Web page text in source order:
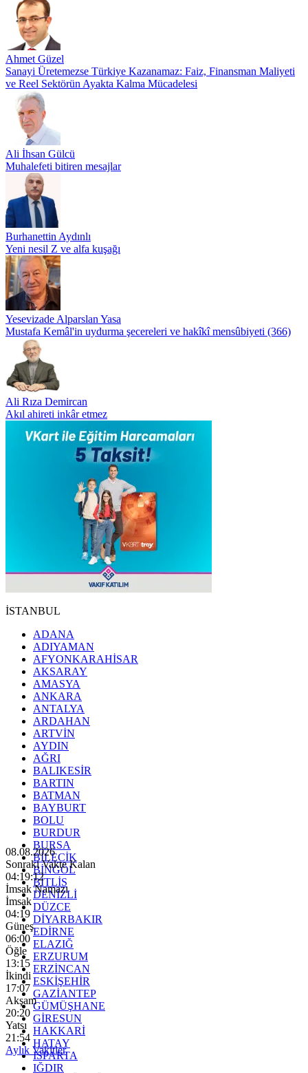
Ahmet Güzel
Sanayi Üretemezse Türkiye Kazanamaz: Faiz, Finansman Maliyeti
ve Reel Sektörün Ayakta Kalma Mücadelesi
Ali İhsan Gülcü
Muhalefeti bitiren mesajlar
Burhanettin Aydınlı
Yeni nesil Z ve alfa kuşağı
Yesevizade Alparslan Yasa
Mustafa Kemâl'in uydurma şecereleri ve hakîkî mensûbiyeti (366)
Ali Rıza Demircan
Akıl ahireti inkâr etmez
İSTANBUL
ADANA
ADIYAMAN
AFYONKARAHİSAR
AKSARAY
AMASYA
ANKARA
ANTALYA
ARDAHAN
ARTVİN
AYDIN
AĞRI
BALIKESİR
BARTIN
BATMAN
BAYBURT
BOLU
BURDUR
BURSA
BİLECİK
BİNGÖL
BİTLİS
DENİZLİ
DÜZCE
DİYARBAKIR
EDİRNE
ELAZIĞ
ERZURUM
ERZİNCAN
ESKİŞEHİR
GAZİANTEP
GÜMÜŞHANE
GİRESUN
HAKKARİ
HATAY
ISPARTA
IĞDIR
08.08.2026
Sonraki Vakte Kalan
04:19:11
İmsak Namazı
İmsak
04:19
Güneş
06:00
Öğle
13:15
İkindi
17:07
Akşam
20:20
Yatsı
21:54
Aylık Vakitler